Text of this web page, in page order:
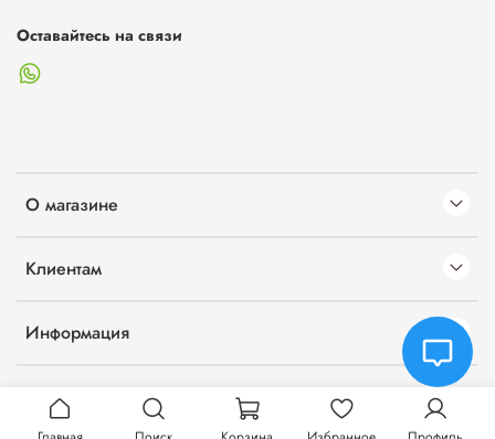
О магазине
Клиентам
Информация
Оставайтесь на связи